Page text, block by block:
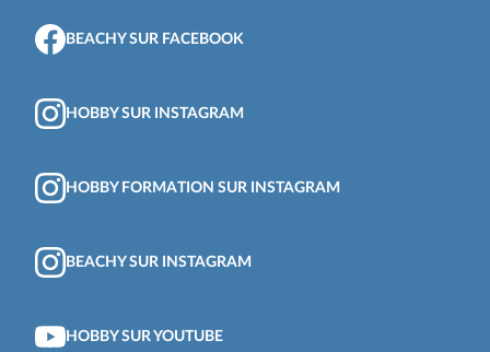
BEACHY SUR FACEBOOK
HOBBY SUR INSTAGRAM
HOBBY FORMATION SUR INSTAGRAM
BEACHY SUR INSTAGRAM
HOBBY SUR YOUTUBE